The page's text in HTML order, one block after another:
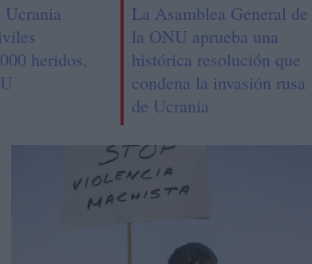
Ucrania
heridos,
La Asamblea General de
la ONU aprueba una
histórica resolución que
condena la invasión rusa
de Ucrania